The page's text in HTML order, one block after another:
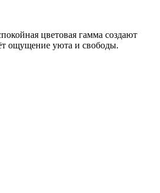
цветовая гамма создают
ощущение уюта и свободы.